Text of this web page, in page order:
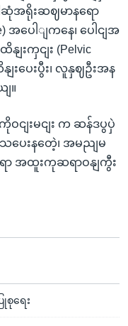
ဆုံအရိုးဆဈမာနရော
အပေါျကနေ၊ ပေါငျအ
းကှငျး (Pelvic
ျးပေးပွီး၊ လူနှဈဦးအန
။
ဝငျးမငျး က ဆန်ဒပွပှဲ
ပေးနတေဲ့၊ အမညျမ
ာ အထူးကုဆရာဝနျကွီး
ရေး